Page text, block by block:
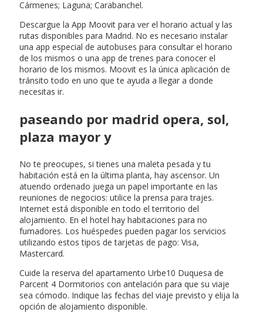
Cármenes; Laguna; Carabanchel.
Descargue la App Moovit para ver el horario actual y las
rutas disponibles para Madrid. No es necesario instalar
una app especial de autobuses para consultar el horario
de los mismos o una app de trenes para conocer el
horario de los mismos. Moovit es la única aplicación de
tránsito todo en uno que te ayuda a llegar a donde
necesitas ir.
paseando por madrid opera, sol,
plaza mayor y
No te preocupes, si tienes una maleta pesada y tu
habitación está en la última planta, hay ascensor. Un
atuendo ordenado juega un papel importante en las
reuniones de negocios: utilice la prensa para trajes.
Internet está disponible en todo el territorio del
alojamiento. En el hotel hay habitaciones para no
fumadores. Los huéspedes pueden pagar los servicios
utilizando estos tipos de tarjetas de pago: Visa,
Mastercard.
Cuide la reserva del apartamento Urbe10 Duquesa de
Parcent 4 Dormitorios con antelación para que su viaje
sea cómodo. Indique las fechas del viaje previsto y elija la
opción de alojamiento disponible.